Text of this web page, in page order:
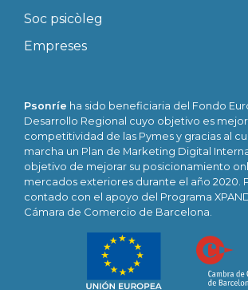
Soc psicòleg
Empreses
Psonríe ha sido beneficiaria del Fondo
Desarrollo Regional cuyo objetivo es
competitividad de las Pymes y gracias al
marcha un Plan de Marketing Digital
objetivo de mejorar su posicionamiento
mercados exteriores durante el año 2020.
contado con el apoyo del Programa
Cámara de Comercio de Barcelona.